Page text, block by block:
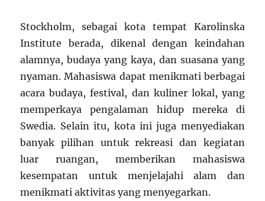
Stockholm, sebagai kota tempat Karolinska
Institute berada, dikenal dengan keindahan
alamnya, budaya yang kaya, dan suasana yang
nyaman. Mahasiswa dapat menikmati berbagai
acara budaya, festival, dan kuliner lokal, yang
memperkaya pengalaman hidup mereka di
Swedia. Selain itu, kota ini juga menyediakan
banyak pilihan untuk rekreasi dan kegiatan
luar ruangan, memberikan mahasiswa
kesempatan untuk menjelajahi alam dan
menikmati aktivitas yang menyegarkan.